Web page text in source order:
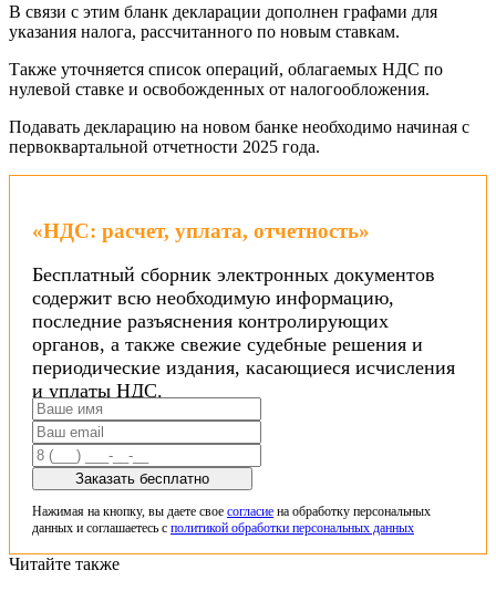
В связи с этим бланк декларации дополнен графами для
указания налога, рассчитанного по новым ставкам.
Также уточняется список операций, облагаемых НДС по
нулевой ставке и освобожденных от налогообложения.
Подавать декларацию на новом банке необходимо начиная с
первоквартальной отчетности 2025 года.
«НДС: расчет, уплата, отчетность»
Бесплатный сборник электронных документов
содержит всю необходимую информацию,
последние разъяснения контролирующих
органов, а также свежие судебные решения и
периодические издания, касающиеся исчисления
и уплаты НДС.
Заказать бесплатно
Нажимая на кнопку, вы даете свое согласие на обработку персональных
данных и соглашаетесь с политикой обработки персональных данных
Читайте также